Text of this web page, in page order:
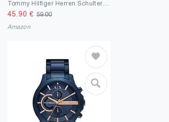
Tommy Hilfiger Herren Schultertasche Mini Reporter Klein
45.90 € 59.00
Amazon